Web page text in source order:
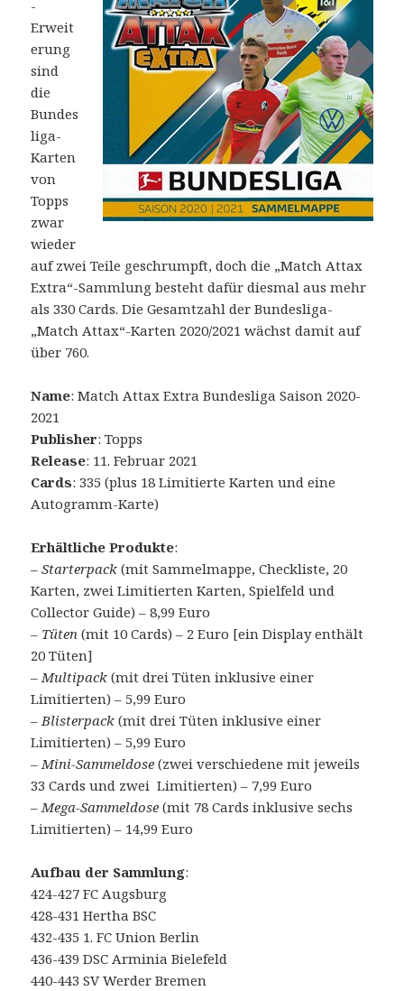
-
Erweit
erung
sind
die
Bundes
liga-
Karten
von
Topps
zwar
wieder
auf zwei Teile geschrumpft, doch die „Match Attax
Extra“-Sammlung besteht dafür diesmal aus mehr
als 330 Cards. Die Gesamtzahl der Bundesliga-
„Match Attax“-Karten 2020/2021 wächst damit auf
über 760.
Name: Match Attax Extra Bundesliga Saison 2020-
2021
Publisher: Topps
Release: 11. Februar 2021
Cards: 335 (plus 18 Limitierte Karten und eine
Autogramm-Karte)
Erhältliche Produkte:
–Starterpack (mit Sammelmappe, Checkliste, 20
Karten, zwei Limitierten Karten, Spielfeld und
Collector Guide) – 8,99 Euro
– Tüten (mit 10 Cards) – 2 Euro [ein Display enthält
20 Tüten]
– Multipack (mit drei Tüten inklusive einer
Limitierten) – 5,99 Euro
– Blisterpack (mit drei Tüten inklusive einer
Limitierten) – 5,99 Euro
– Mini-Sammeldose (zwei verschiedene mit jeweils
33 Cards und zwei Limitierten) – 7,99 Euro
– Mega-Sammeldose (mit 78 Cards inklusive sechs
Limitierten) – 14,99 Euro
Aufbau der Sammlung:
424-427 FC Augsburg
428-431 Hertha BSC
432-435 1. FC Union Berlin
436-439 DSC Arminia Bielefeld
440-443 SV Werder Bremen